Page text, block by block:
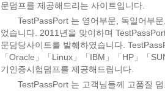
문덤프를 제공해드리는 사이트입니다.
TestPassPort 는 영어부문, 독일어부
었습니다. 2011년을 맞이하며
문담당사이트를 발췌하였습니다.
「Oracle」「Linux」「IBM」「HP」「
기인증시험덤프를 제공해드립니다.
TestPassPort 는 고객님들께 고품질